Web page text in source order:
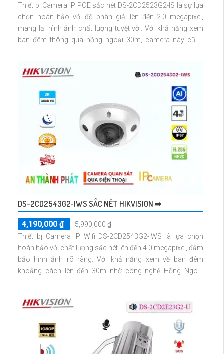
Thiết bị Camera IP POE sắc nét DS-2CD2523G2-IS là sự lựa
chọn hoàn hảo với độ phân giải lên đến 2.0 megapixel,
mang lại hình ảnh chất lượng tuyệt vời. Với khả năng xem
ban đêm thông qua hồng ngoại 30m, camera này cũng
DS-2CD2543G2-IWS SẮC NÉT HIKVISION ➠
4,190,000 ₫
5,990,000 ₫
Thiết bị Camera IP Wifi DS-2CD2543G2-IWS là lựa chọn
hoàn hảo với chất lượng sắc nét lên đến 4.0 megapixel, đảm
bảo hình ảnh rõ ràng. Với khả năng xem về ban đêm
khoảng cách lên đến 30m nhờ công nghệ Hồng Ngoại